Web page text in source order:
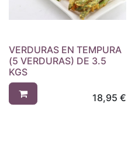
VERDURAS EN TEMPURA
(5 VERDURAS) DE 3.5
KGS
18,95 €